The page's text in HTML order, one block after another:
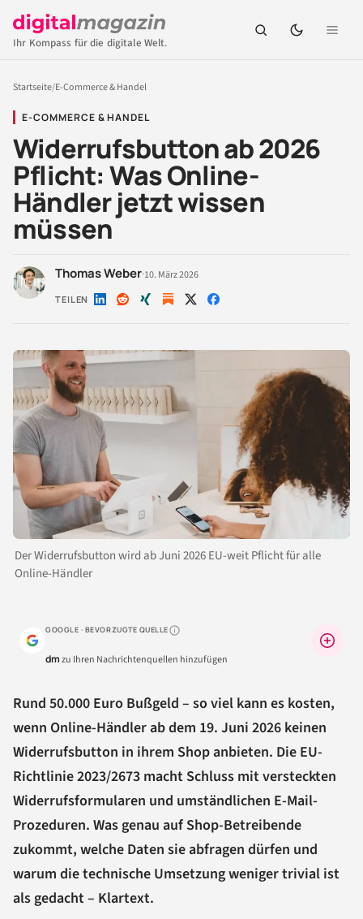
Ihr Kompass für die digitale Welt.
Startseite/E-Commerce & Handel
E-COMMERCE & HANDEL
Widerrufsbutton ab 2026
Pflicht: Was Online-
Händler jetzt wissen
müssen
Thomas Weber·10. März 2026
TEILEN Auf Auf Auf Auf Auf
Der Widerrufsbutton wird ab Juni 2026 EU-weit Pflicht für alle
Online-Händler
GOOGLE · BEVORZUGTE QUELLEWarum lohnt sich das?
dmzu Ihren Nachrichtenquellen hinzufügen
Rund 50.000 Euro Bußgeld – so viel kann es kosten,
wenn Online-Händler ab dem 19. Juni 2026 keinen
Widerrufsbutton in ihrem Shop anbieten. Die EU-
Richtlinie 2023/2673 macht Schluss mit versteckten
Widerrufsformularen und umständlichen E-Mail-
Prozeduren. Was genau auf Shop-Betreibende
zukommt, welche Daten sie abfragen dürfen und
warum die technische Umsetzung weniger trivial ist
als gedacht – Klartext.